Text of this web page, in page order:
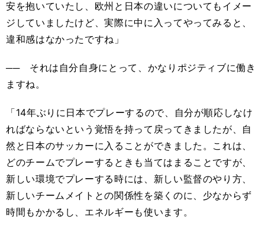
安を抱いていたし、欧州と日本の違いについてもイメー
ジしていましたけど、実際に中に入ってやってみると、
違和感はなかったですね」
── それは自分自身にとって、かなりポジティブに働き
ますね。
「14年ぶりに日本でプレーするので、自分が順応しなけ
ればならないという覚悟を持って戻ってきましたが、自
然と日本のサッカーに入ることができました。これは、
どのチームでプレーするときも当てはまることですが、
新しい環境でプレーする時には、新しい監督のやり方、
新しいチームメイトとの関係性を築くのに、少なからず
時間もかかるし、エネルギーも使います。